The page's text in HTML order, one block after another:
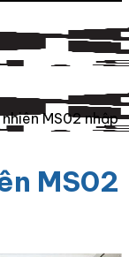
MS02 nhập
MS02